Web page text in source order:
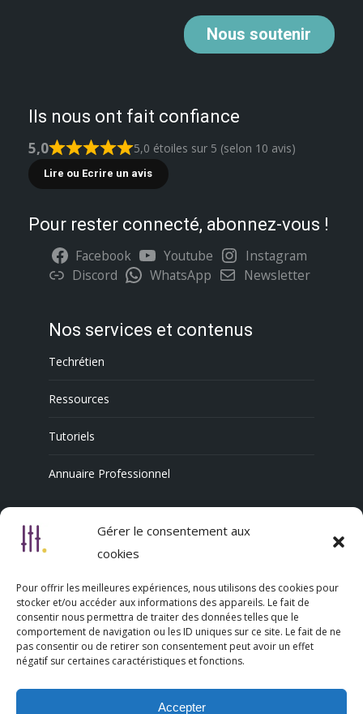
Gérer le consentement aux
cookies
Pour offrir les meilleures expériences, nous utilisons des cookies pour
stocker et/ou accéder aux informations des appareils. Le fait de
consentir nous permettra de traiter des données telles que le
comportement de navigation ou les ID uniques sur ce site. Le fait de ne
pas consentir ou de retirer son consentement peut avoir un effet
négatif sur certaines caractéristiques et fonctions.
Accepter
Noussoutenir
Ils nous ont fait confiance
5,0 5,0 étoiles sur 5 (selon 10 avis)
Lire ou Ecrire un avis
Pour rester connecté, abonnez-vous !
Facebook Youtube
Instagram
Discord
WhatsApp Newsletter
Nos services et contenus
Techrétien
Ressources
Tutoriels
Annuaire Professionnel
Nous découvrir
L’association Trésorsmédia
Contact
Politique de cookies (UE)